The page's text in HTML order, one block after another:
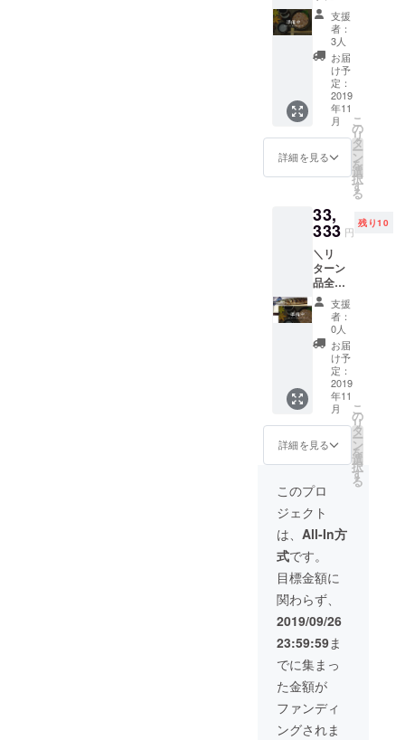
心から
のお礼
メール
ととも
に、美
味しい
秋刀魚
の焼き
方レシ
ピを
メール
れない
けれど
応援し
たい！
と思っ
ていた
だける
方／ ・
気仙沼
を応援
しよ
う！気
仙沼の
セット
(3品目
の予定)
をお送
りしま
す。 ・
広島を
応援し
よう！
広島の
商品
セット
(3品目
の予定)
をお送
りしま
す。 ・
メール
ととも
に、美
味しい
秋刀魚
の焼き
方レシ
ピを
メール
へお送
りしま
す！
支援
者：
3人
お届
け予
定：
2019
年11
月
詳細を見る
こ
の
リ
タ
ー
ン
を
選
択
す
る
33,
333 円
残り10
＼リ
ターン
品全
部！当
日イベ
ントに
参加し
て、気
仙沼の
商品の
詰め合
わせ
セット
も！と
思って
いただ
ける方
／ ・イ
ベント
当日に
専用席
でお召
し上が
りいた
だける
チケッ
ト（1尾
分） ・
気仙沼
を応援
しよ
う！気
仙沼の
商品
支援
者：
0人
お届
け予
定：
2019
年11
月
詳細を見る
こ
の
リ
タ
ー
ン
を
選
択
す
る
このプロ
ジェクト
は、 All-In方
式です。
目標金額に
関わらず、
2019/09/26
23:59:59ま
でに集まっ
た金額が
ファンディ
ングされま